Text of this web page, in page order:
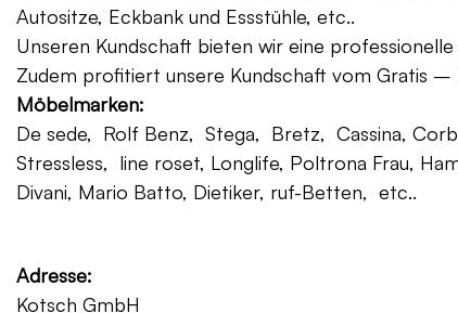
Autositze, Eckbank und Essstühle, etc..
Unseren Kundschaft bieten wir eine
Zudem profitiert unsere Kundschaft vom Gratis
Möbelmarken:
De sede, Rolf Benz, Stega, Bretz, Cassina,
Stressless, line roset, Longlife, Poltrona Frau,
Divani, Mario Batto, Dietiker, ruf-Betten, etc..
Adresse:
Kotsch GmbH Mo. – Fr.